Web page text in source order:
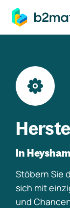
In
Stöbern Sie
sich mit
und